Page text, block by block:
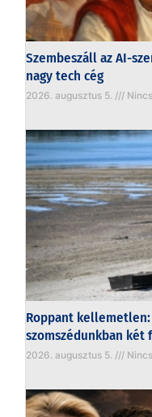
Szembeszáll az AI-
nagy tech cég
2026. augusztus 5.
Roppant kellemetlen:
szomszédunkban két
2026. augusztus 5.